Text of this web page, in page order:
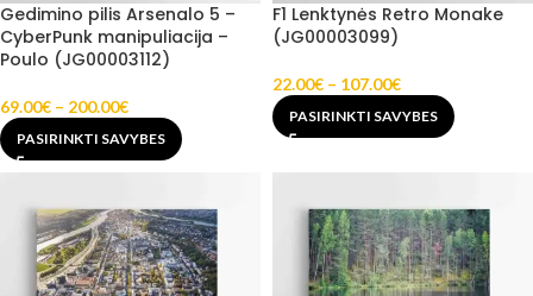
Gedimino pilis Arsenalo 5 –
CyberPunk manipuliacija –
Poulo (JG00003112)
69.00€ – 200.00€
PASIRINKTI SAVYBES
F1 Lenktynės Retro Monake
(JG00003099)
22.00€ – 107.00€
PASIRINKTI SAVYBES